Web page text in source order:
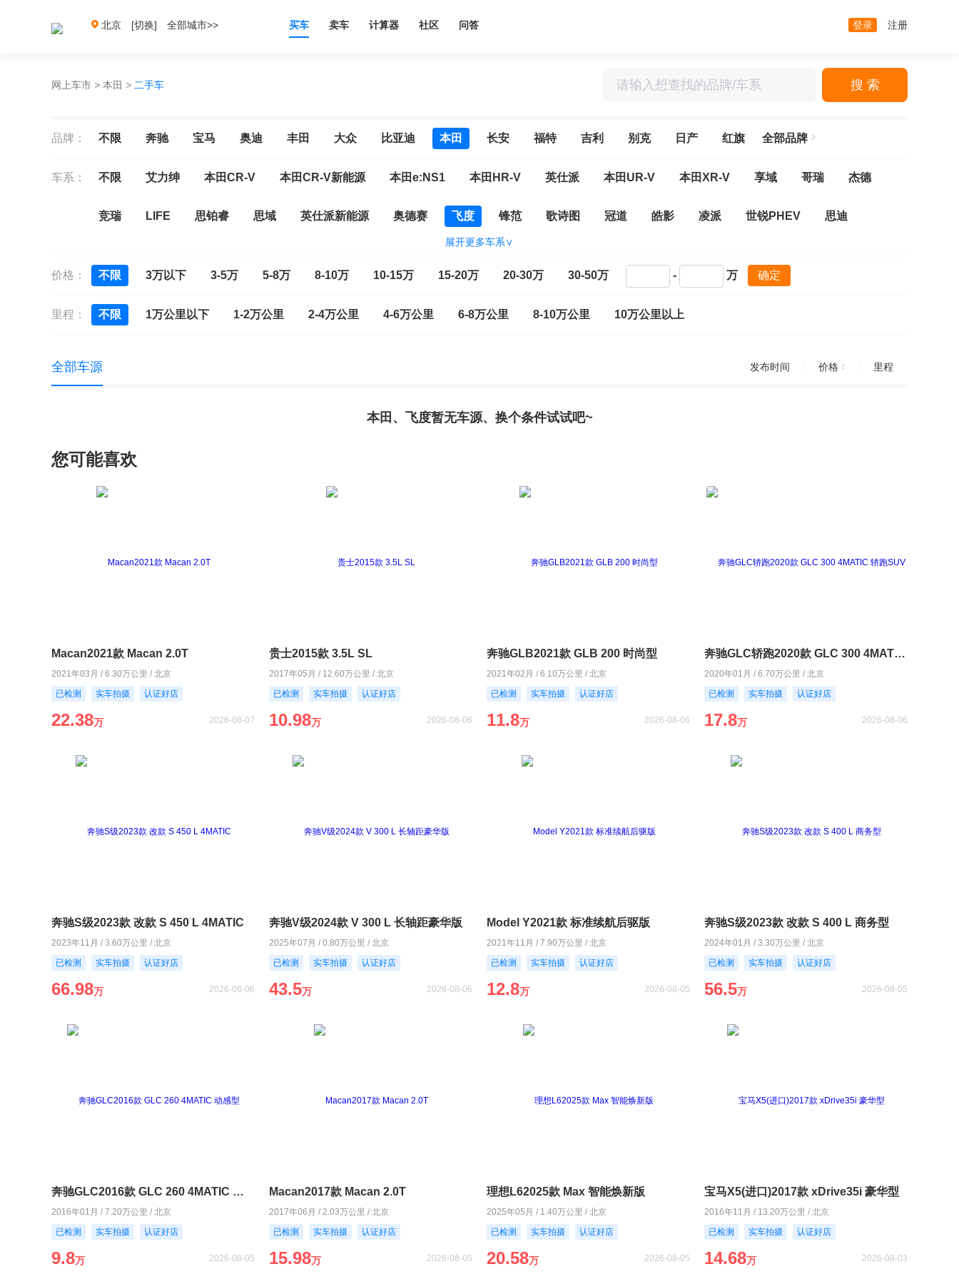
北京 [切换] 全部城市>> 买车 卖车 计算器 社区 问答 登录 注册
网上车市 > 本田 > 二手车 搜 索
品牌： 不限 奔驰 宝马 奥迪 丰田 大众 比亚迪 本田 长安 福特 吉利 别克 日产 红旗 全部品牌
车系： 不限 艾力绅 本田CR-V 本田CR-V新能源 本田e:NS1 本田HR-V 英仕派 本田UR-V 本田XR-V 享域 哥瑞 杰德
竞瑞 LIFE 思铂睿 思域 英仕派新能源 奥德赛 飞度 锋范 歌诗图 冠道 皓影 凌派 世锐PHEV 思迪
展开更多车系∨
价格： 不限 3万以下 3-5万 5-8万 8-10万 10-15万 15-20万 20-30万 30-50万 - 万 确定
里程： 不限 1万公里以下 1-2万公里 2-4万公里 4-6万公里 6-8万公里 8-10万公里 10万公里以上
全部车源 发布时间 价格 里程
本田、飞度暂无车源、换个条件试试吧~
您可能喜欢
Macan2021款 Macan 2.0T
2021年03月 / 6.30万公里 / 北京
已检测
实车拍摄 认证好店
22.38万 2026-08-07
贵士2015款 3.5L SL
2017年05月 / 12.60万公里 / 北京
已检测
实车拍摄 认证好店
10.98万 2026-08-06
奔驰GLB2021款 GLB 200 时尚型
2021年02月 / 6.10万公里 / 北京
已检测
实车拍摄 认证好店
11.8万 2026-08-06
奔驰GLC轿跑2020款 GLC 300 4MATIC 轿跑SUV
2020年01月 / 6.70万公里 / 北京
已检测
实车拍摄 认证好店
17.8万 2026-08-06
奔驰S级2023款 改款 S 450 L 4MATIC
2023年11月 / 3.60万公里 / 北京
已检测
实车拍摄 认证好店
66.98万 2026-08-06
奔驰V级2024款 V 300 L 长轴距豪华版
2025年07月 / 0.80万公里 / 北京
已检测
实车拍摄 认证好店
43.5万 2026-08-06
Model Y2021款 标准续航后驱版
2021年11月 / 7.90万公里 / 北京
已检测
实车拍摄 认证好店
12.8万 2026-08-05
奔驰S级2023款 改款 S 400 L 商务型
2024年01月 / 3.30万公里 / 北京
已检测
实车拍摄 认证好店
56.5万 2026-08-05
奔驰GLC2016款 GLC 260 4MATIC 动感型
2016年01月 / 7.20万公里 / 北京
已检测
实车拍摄 认证好店
9.8万 2026-08-05
Macan2017款 Macan 2.0T
2017年06月 / 2.03万公里 / 北京
已检测
实车拍摄 认证好店
15.98万 2026-08-05
理想L62025款 Max 智能焕新版
2025年05月 / 1.40万公里 / 北京
已检测
实车拍摄 认证好店
20.58万 2026-08-05
宝马X5(进口)2017款 xDrive35i 豪华型
2016年11月 / 13.20万公里 / 北京
已检测
实车拍摄 认证好店
14.68万 2026-08-03